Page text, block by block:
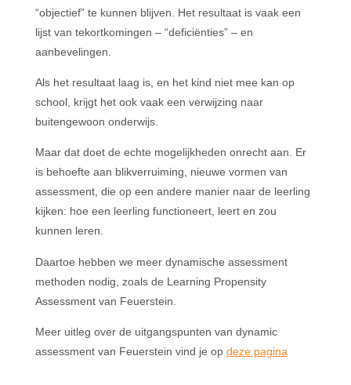
“objectief” te kunnen blijven. Het resultaat is vaak een
lijst van tekortkomingen – “deficiënties” – en
aanbevelingen.
Als het resultaat laag is, en het kind niet mee kan op
school, krijgt het ook vaak een verwijzing naar
buitengewoon onderwijs.
Maar dat doet de echte mogelijkheden onrecht aan. Er
is behoefte aan blikverruiming, nieuwe vormen van
assessment, die op een andere manier naar de leerling
kijken: hoe een leerling functioneert, leert en zou
kunnen leren.
Daartoe hebben we meer dynamische assessment
methoden nodig, zoals de Learning Propensity
Assessment van Feuerstein.
Meer uitleg over de uitgangspunten van dynamic
assessment van Feuerstein vind je op deze pagina